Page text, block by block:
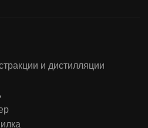
и дистилляции